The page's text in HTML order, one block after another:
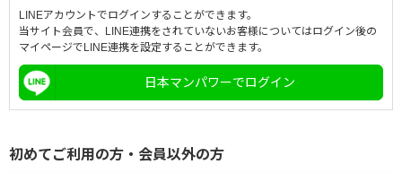
LINEアカウントでログインすることができます。
当サイト会員で、LINE連携をされていないお客様についてはログイン後の
マイページでLINE連携を設定することができます。
日本マンパワーでログイン
初めてご利用の方・会員以外の方